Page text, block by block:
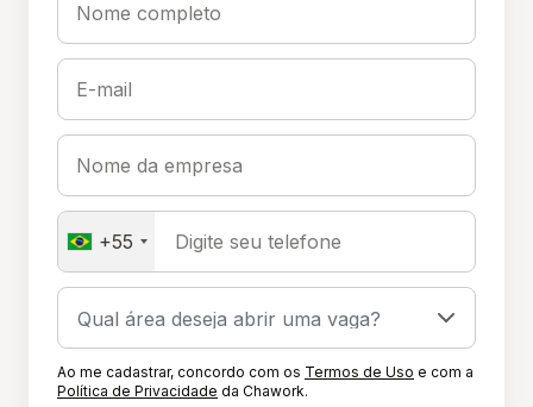
Nome completo
E-mail
Nome da empresa
+55 Digite seu telefone
Ao me cadastrar, concordo com os Termos de Uso e com a
Política de Privacidade da Chawork.